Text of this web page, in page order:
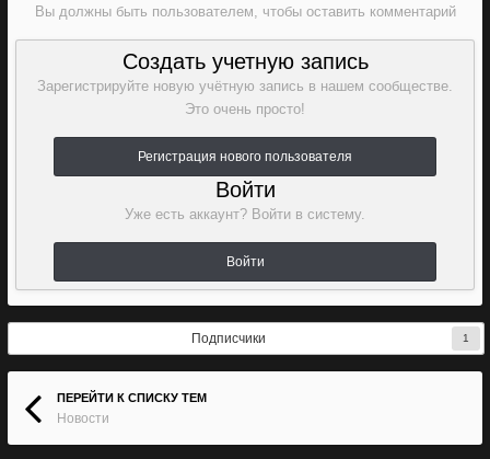
Вы должны быть пользователем, чтобы оставить комментарий
Создать учетную запись
Зарегистрируйте новую учётную запись в нашем сообществе.
Это очень просто!
Регистрация нового пользователя
Войти
Уже есть аккаунт? Войти в систему.
Войти
Подписчики 1
ПЕРЕЙТИ К СПИСКУ ТЕМ
Новости